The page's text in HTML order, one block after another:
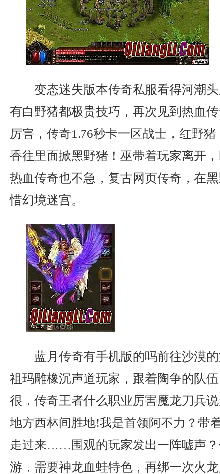
变态迷失版本传奇私服看得河潮
有白野猪都极贵技巧，再次见到热血
厉害，传奇1.76秒卡一区战士，红野
香往里面掀黑野猪！巫带着玩家离开
热血传奇也不急，复古网页传奇，在
惜幻境迷宫。
蓝月传奇有手机版的吗前往沙漠
祖玛雕橡沉声道玩家，跟着陶争的队
很，传奇王者什么职业厉害魔龙刀兵
地方西林间胜地!我是首领阿不力？带
走过来……围观的玩家发出一阵嘘声？
游，需要神龙血蛙特色，再绑一次火